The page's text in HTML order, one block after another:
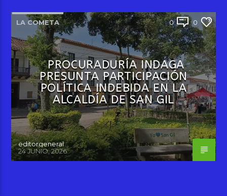
LA COMETA 0 0
PROCURADURÍA INDAGA
PRESUNTA PARTICIPACIÓN
POLÍTICA INDEBIDA EN LA
ALCALDÍA DE SAN GIL
editorgeneral
24 JUNIO, 2026